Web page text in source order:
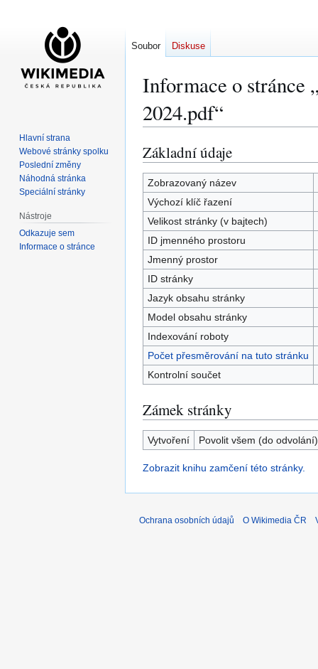
Informace o stránce
2024.pdf“
Skočit
na
navigaci
Skočit
na
vyhledávání
Základní údaje
Zobrazovaný název
Výchozí klíč řazení
Velikost stránky (v bajtech)
ID jmenného prostoru
Jmenný prostor
ID stránky
Jazyk obsahu stránky
Model obsahu stránky
Indexování roboty
Počet přesměrování na tuto stránku
Kontrolní součet
Zámek stránky
Vytvoření Povolit všem (do odvolání)
Zobrazit knihu zamčení této stránky.
Soubor Diskuse
Hlavní strana
Webové stránky spolku
Poslední změny
Náhodná stránka
Speciální stránky
Nástroje
Odkazuje sem
Informace o stránce
Ochrana osobních údajů O Wikimedia ČR